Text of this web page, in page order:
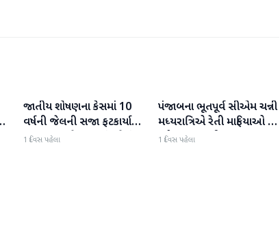
રાજકારણ
જાતીય શોષણના કેસમાં 10
વર્ષની જેલની સજા ફટકાર્યા
બાદ તરુણ તેજપાલનું પહેલું
1 દિવસ પહેલા
રાજકારણ
પંજાબના ભૂતપૂર્વ સીએમ ચન્ની
મધ્યરાત્રિએ રેતી માફિયાઓ પર
દરોડા પાડવા નીકળ્યા
1 દિવસ પહેલા